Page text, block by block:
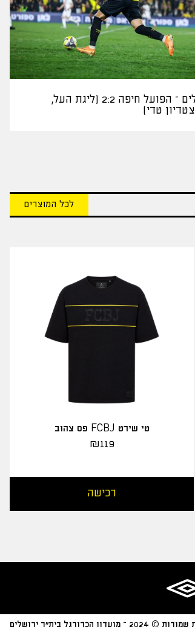
בית"ר ירושלים – הפועל חיפה 2:2 (ליגת העל,
לכל המוצרים
טי שירט FCBJ פס צהוב
₪119
רכישה
מועדון הכדורגל בית״ר ירושלים